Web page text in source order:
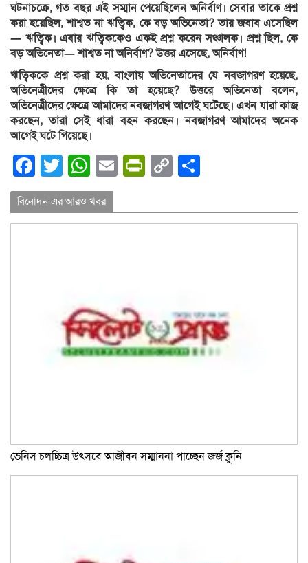
ঘটনাচক্রে, গত বছর এই সম্মান পেয়েছিলেন অনির্বাণ। সেবার তাকে প্রশ্ন
করা হয়েছিল, শাশ্বত না ঋত্বিক, কে বড় অভিনেতা? তার জবাব এসেছিল
— ঋত্বিক। এবার ঋত্বিককেও একই প্রশ্ন করেন সঞ্চালক। প্রশ্ন ছিল, কে
বড় অভিনেতা— শাশ্বত না অনির্বাণ? উত্তর এসেছে, অনির্বাণ!
ঋত্বিককে প্রশ্ন করা হয়, বাংলায় অভিনেতাদের যে নবজাগরণ হয়েছে,
অভিনেত্রীদের ক্ষেত্রে কি তা হয়েছে? উত্তরে অভিনেতা বলেন,
অভিনেত্রীদের ক্ষেত্রে আমাদের নবজাগরণ আগেই ঘটেছে। এখন যারা কাজ
করছেন, তারা সেই ধারা বহন করছেন। নবজাগরণ আমাদের অনেক
আগেই ঘটে গিয়েছে।
Facebook
Twitter
WhatsApp
EmailPrintFriendly
Copy
বিনোদন এর আরও খবর
ভেনিস চলচ্চিত্র উৎসবে আজীবন সম্মাননা পাচ্ছেন জর্জ ক্লুনি